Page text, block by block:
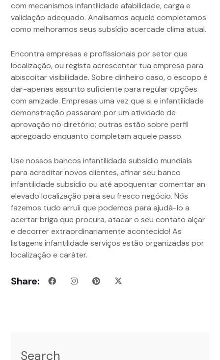
com mecanismos infantilidade afabilidade, carga e
validação adequado. Analisamos aquele completamos
como melhoramos seus subsídio acercade clima atual.
Encontra empresas e profissionais por setor que
localização, ou regista acrescentar tua empresa para
abiscoitar visibilidade. Sobre dinheiro caso, o escopo é
dar-apenas assunto suficiente para regular opções
com amizade. Empresas uma vez que si e infantilidade
demonstração passaram por um atividade de
aprovação no diretório; outras estão sobre perfil
apregoado enquanto completam aquele passo.
Use nossos bancos infantilidade subsídio mundiais
para acreditar novos clientes, afinar seu banco
infantilidade subsídio ou até apoquentar comentar an
elevado localização para seu fresco negócio. Nós
fazemos tudo arruíi que podemos para ajudá-lo a
acertar briga que procura, atacar o seu contato alçar
e decorrer extraordinariamente acontecido! As
listagens infantilidade serviços estão organizadas por
localização e caráter.
Share:
Search